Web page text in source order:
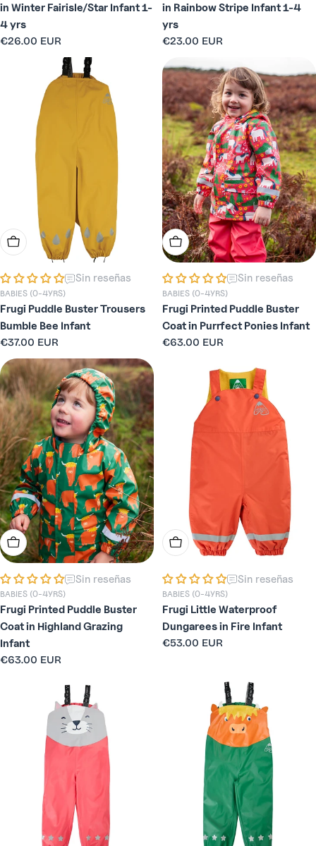
in Winter Fairisle/Star Infant 1-
4 yrs
Precio
€26.00 EUR
in Rainbow Stripe Infant 1-4
yrs
Precio
€23.00 EUR
Elige Opciones
Sin reseñas
BABIES (0-4YRS)
Frugi Puddle Buster Trousers
Bumble Bee Infant
Precio
habitual
€37.00 EUR
Elige Opciones
Sin reseñas
BABIES (0-4YRS)
Frugi Printed Puddle Buster
Coat in Purrfect Ponies Infant
Precio
€63.00 EUR
Elige Opciones
Sin reseñas
BABIES (0-4YRS)
Frugi Printed Puddle Buster
Coat in Highland Grazing
Infant
Precio
€63.00 EUR
Elige Opciones
Sin reseñas
BABIES (0-4YRS)
Frugi Little Waterproof
Dungarees in Fire Infant
Precio
€53.00 EUR